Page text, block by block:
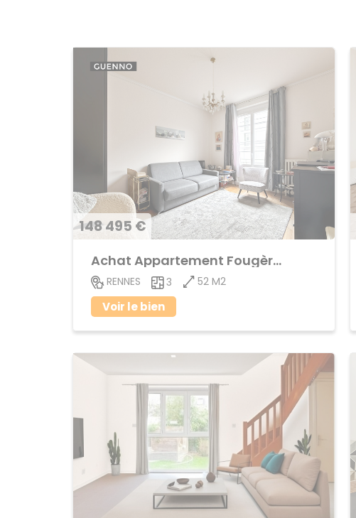
148 495 €
Achat Appartement Fougères
RENNES 3 52 M2
Voir le bien